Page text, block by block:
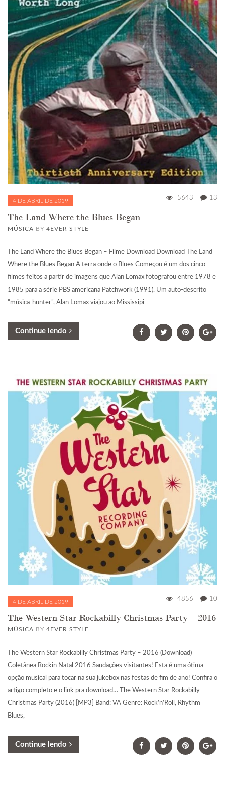
4 DE ABRIL DE 2019 5643 13
The Land Where the Blues Began
MÚSICA BY 4EVER STYLE
The Land Where the Blues Began – Filme Download Download The Land
Where the Blues Began A terra onde o Blues Começou é um dos cinco
filmes feitos a partir de imagens que Alan Lomax fotografou entre 1978 e
1985 para a série PBS americana Patchwork (1991). Um auto-descrito
“música-hunter”, Alan Lomax viajou ao Mississipi
Continue lendo
4 DE ABRIL DE 2019 4856 10
The Western Star Rockabilly Christmas Party – 2016
MÚSICA BY 4EVER STYLE
The Western Star Rockabilly Christmas Party – 2016 (Download)
Coletânea Rockin Natal 2016 Saudações visitantes! Esta é uma ótima
opção musical para tocar na sua jukebox nas festas de fim de ano! Confira o
artigo completo e o link pra download… The Western Star Rockabilly
Christmas Party (2016) [MP3] Band: VA Genre: Rock’n’Roll, Rhythm
Blues,
Continue lendo